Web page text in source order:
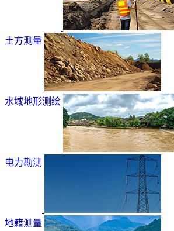
土方测量
水域地形测绘
电力勘测
地籍测量